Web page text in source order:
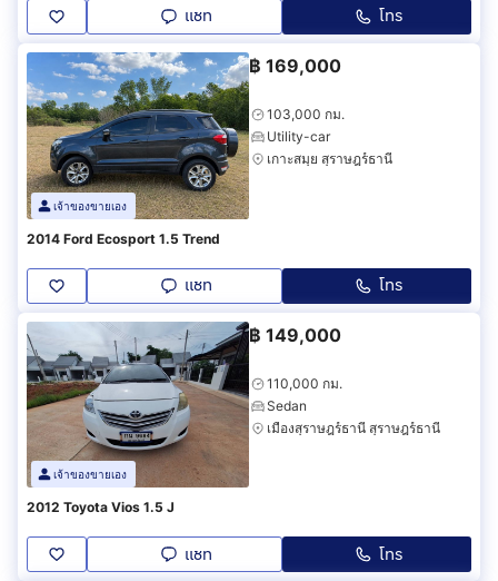
แชท โทร
เจ้าของขายเอง
฿ 169,000
103,000 กม.
Utility-car
เกาะสมุย สุราษฎร์ธานี
2014 Ford Ecosport 1.5 Trend
แชท โทร
เจ้าของขายเอง
฿ 149,000
110,000 กม.
Sedan
เมืองสุราษฎร์ธานี สุราษฎร์ธานี
2012 Toyota Vios 1.5 J
แชท โทร